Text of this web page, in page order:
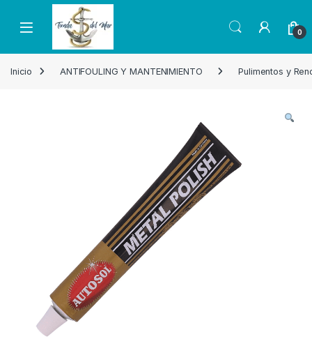
Skip to navigation
Skip to content
Open 0
Inicio ANTIFOULING Y MANTENIMIENTO Pulimentos y